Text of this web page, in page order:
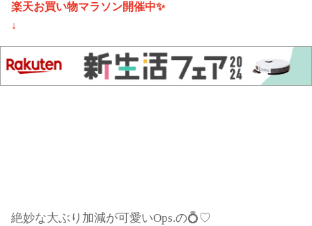
楽天お買い物マラソン開催中✨
↓
絶妙な大ぶり加減が可愛いOps.の💍♡